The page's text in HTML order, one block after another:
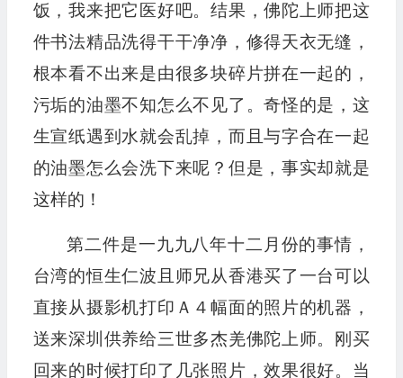
饭，我来把它医好吧。结果，佛陀上师把这
件书法精品洗得干干净净，修得天衣无缝，
根本看不出来是由很多块碎片拼在一起的，
污垢的油墨不知怎么不见了。奇怪的是，这
生宣纸遇到水就会乱掉，而且与字合在一起
的油墨怎么会洗下来呢？但是，事实却就是
这样的！
第二件是一九九八年十二月份的事情，
台湾的恒生仁波且师兄从香港买了一台可以
直接从摄影机打印Ａ４幅面的照片的机器，
送来深圳供养给三世多杰羌佛陀上师。刚买
回来的时候打印了几张照片，效果很好。当